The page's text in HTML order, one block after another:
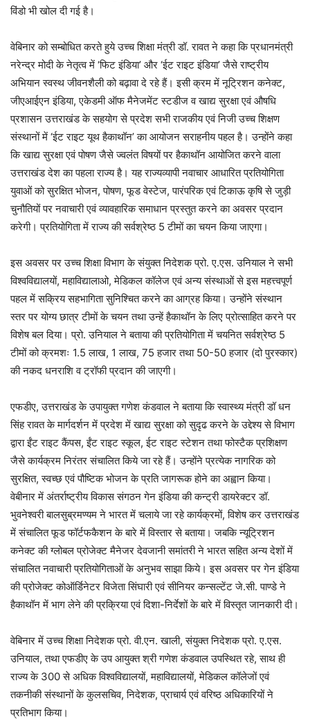
विंडो भी खोल दी गई है।
वेबिनार को सम्बोधित करते हुये उच्च शिक्षा मंत्री डॉ. रावत ने कहा कि प्रधानमंत्री
नरेन्द्र मोदी के नेतृत्व में ‘फिट इंडिया’ और ‘ईट राइट इंडिया’ जैसे राष्ट्रीय
अभियान स्वस्थ जीवनशैली को बढ़ावा दे रहे हैं। इसी क्रम में नूट्रिशन कनेक्ट,
जीएआईएन इंडिया, एकेडमी ऑफ मैनेजमेंट स्टडीज व खाद्य सुरक्षा एवं औषधि
प्रशासन उत्तराखंड के सहयोग से प्रदेश सभी राजकीय एवं निजी उच्च शिक्षण
संस्थानों में ‘ईट राइट यूथ हैकाथॉन’ का आयोजन सराहनीय पहल है। उन्होंने कहा
कि खाद्य सुरक्षा एवं पोषण जैसे ज्वलंत विषयों पर हैकाथॉन आयोजित करने वाला
उत्तराखंड देश का पहला राज्य है। यह राज्यव्यापी नवाचार आधारित प्रतियोगिता
युवाओं को सुरक्षित भोजन, पोषण, फूड वेस्टेज, पारंपरिक एवं टिकाऊ कृषि से जुड़ी
चुनौतियों पर नवाचारी एवं व्यावहारिक समाधान प्रस्तुत करने का अवसर प्रदान
करेगी। प्रतियोगिता में राज्य की सर्वश्रेष्ठ 5 टीमों का चयन किया जाएगा।
इस अवसर पर उच्च शिक्षा विभाग के संयुक्त निदेशक प्रो. ए.एस. उनियाल ने सभी
विश्वविद्यालयों, महाविद्यालाओ, मेडिकल कॉलेज एवं अन्य संस्थाओं से इस महत्त्वपूर्ण
पहल में सक्रिय सहभागिता सुनिश्चित करने का आग्रह किया। उन्होंने संस्थान
स्तर पर योग्य छात्र टीमों के चयन तथा उन्हें हैकाथॉन के लिए प्रोत्साहित करने पर
विशेष बल दिया। प्रो. उनियाल ने बताया की प्रतियोगिता में चयनित सर्वश्रेष्ठ 5
टीमों को क्रमशः 1.5 लाख, 1 लाख, 75 हजार तथा 50-50 हजार (दो पुरस्कार)
की नकद धनराशि व ट्रॉफी प्रदान की जाएगी।
एफडीए, उत्तराखंड के उपायुक्त गणेश कंडवाल ने बताया कि स्वास्थ्य मंत्री डॉ धन
सिंह रावत के मार्गदर्शन में प्रदेश में खाद्य सुरक्षा को सुदृढ करने के उद्देश्य से विभाग
द्वारा ईंट राइट कैंपस, ईंट राइट स्कूल, ईट राइट स्टेशन तथा फोस्टैक प्रशिक्षण
जैसे कार्यक्रम निरंतर संचालित किये जा रहे हैं। उन्होंने प्रत्येक नागरिक को
सुरक्षित, स्वच्छ एवं पौष्टिक भोजन के प्रति जागरूक होने का अह्वान किया।
वेबीनार में अंतर्राष्ट्रीय विकास संगठन गेन इंडिया की कन्ट्री डायरेक्टर डॉ.
भुवनेश्वरी बालसुब्रमण्यम ने भारत में चलाये जा रहे कार्यक्रमों, विशेष कर उत्तराखंड
में संचालित फूड फॉर्टफकैशन के बारे में विस्तार से बताया। जबकि न्यूट्रिशन
कनेक्ट की ग्लोबल प्रोजेक्ट मैनेजर देवजानी समांतरी ने भारत सहित अन्य देशों में
संचालित नवाचारी प्रतियोगिताओं के अनुभव साझा किये। इस अवसर पर गेन इंडिया
की प्रोजेक्ट कोऑर्डिनेटर विजेता सिंघारी एवं सीनियर कन्सल्टेंट जे.सी. पाण्डे ने
हैकाथॉन में भाग लेने की प्रक्रिया एवं दिशा-निर्देशों के बारे में विस्तृत जानकारी दी।
वेबिनार में उच्च शिक्षा निदेशक प्रो. वी.एन. खाली, संयुक्त निदेशक प्रो. ए.एस.
उनियाल, तथा एफडीए के उप आयुक्त श्री गणेश कंडवाल उपस्थित रहे, साथ ही
राज्य के 300 से अधिक विश्वविद्यालयों, महाविद्यालयों, मेडिकल कॉलेजों एवं
तकनीकी संस्थानों के कुलसचिव, निदेशक, प्राचार्य एवं वरिष्ठ अधिकारियों ने
प्रतिभाग किया।